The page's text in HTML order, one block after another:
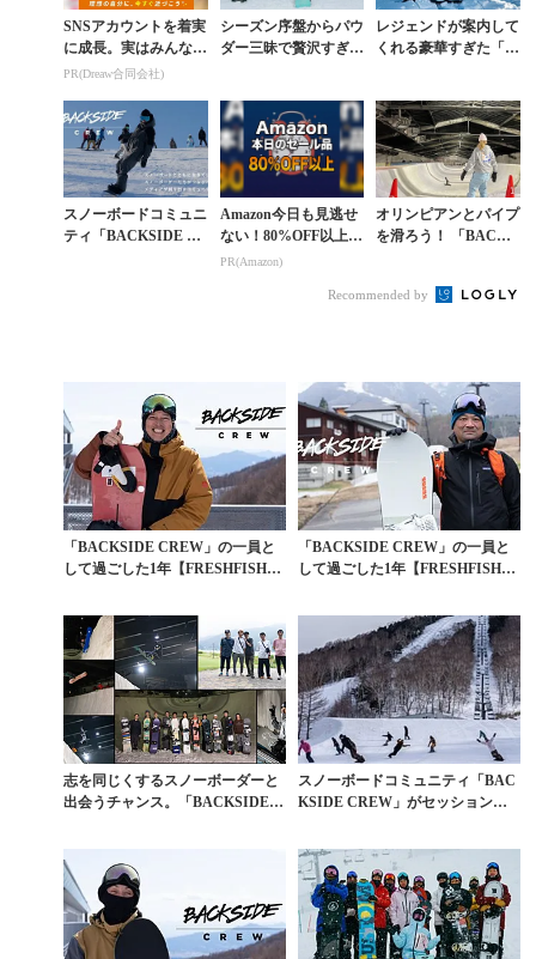
SNSアカウントを着実
に成長。実はみんなコ
コ使ってます。
PR(Dreaw合同会社)
シーズン序盤からパウ
ダー三昧で贅沢すぎた
レジェンドが案内して
くれる豪華すぎた「B
スノーボードコミュニ
ティ「BACKSIDE C
Amazon今日も見逃せ
ない！80%OFF以上が
続々登場
PR(Amazon)
オリンピアンとパイプ
を滑ろう！ 「BACKS
Recommended by
「BACKSIDE CREW」の一員と
して過ごした1年【FRESHFISHイ
「BACKSIDE CREW」の一員と
して過ごした1年【FRESHFISHイ
志を同じくするスノーボーダーと
出会うチャンス。「BACKSIDE S
スノーボードコミュニティ「BAC
KSIDE CREW」がセッションを